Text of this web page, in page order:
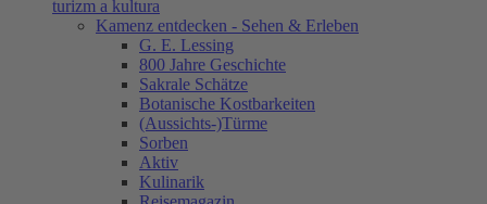
turizm a kultura
Kamenz entdecken - Sehen & Erleben
G. E. Lessing
800 Jahre Geschichte
Sakrale Schätze
Botanische Kostbarkeiten
(Aussichts-)Türme
Sorben
Aktiv
Kulinarik